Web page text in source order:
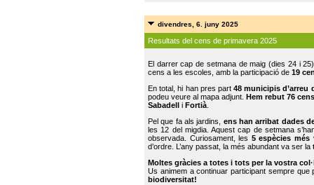
divendres, 6. juny 2025
Resultats del cens de primavera 2025
El darrer cap de setmana de maig (dies 24 i
cens a les escoles, amb la participació de 19
En total, hi han pres part48 municipis d’arreu
podeu veure al mapa adjunt. Hem rebut 76
Sabadell
i Fortià.
Pel que fa als jardins, ens han arribat dades
les 12 del migdia. Aquest cap de setmana
observada. Curiosament, les 5 espècies més
d’ordre. L’any passat, la més abundant va ser la
Moltes gràcies a totes i tots per la vostra
Us animem a continuar participant sempre que
biodiversitat!